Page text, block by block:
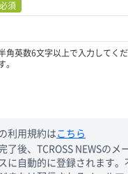
必須
角英数6文字以上で入力してく
。
利用規約は こちら
了後、TCROSS NEWSのメ
に自動的に登録されます。